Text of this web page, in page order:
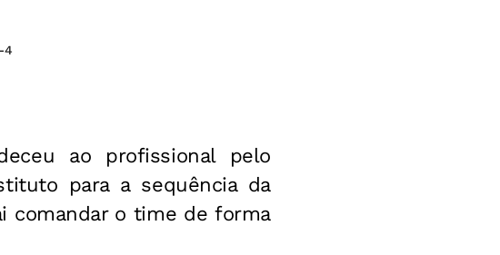
4
ao profissional pelo
para a sequência da
comandar o time de forma